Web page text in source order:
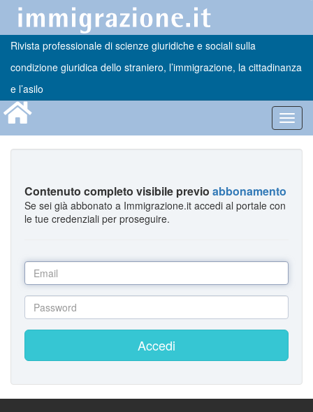
Rivista professionale di scienze giuridiche e sociali sulla
condizione giuridica dello straniero, l’immigrazione, la cittadinanza
e l’asilo
Contenuto completo visibile previo abbonamento
Se sei già abbonato a Immigrazione.it accedi al portale con
le tue credenziali per proseguire.
Accedi